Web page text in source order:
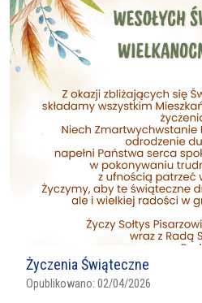
Życzenia Świąteczne
Opublikowano: 02/04/2026